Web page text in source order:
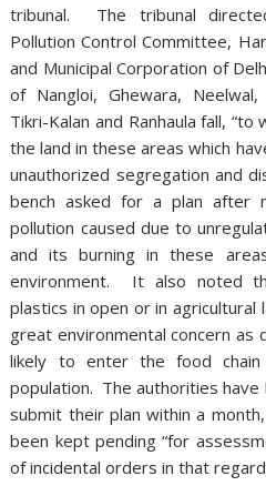
tribunal. The tribunal
Pollution Control Committee,
and Municipal Corporation of
of Nangloi, Ghewara,
Tikri-Kalan and Ranhaula fall,
the land in these areas which
unauthorized segregation and
bench asked for a plan after
pollution caused due to
and its burning in these
environment. It also noted
plastics in open or in
great environmental concern as
likely to enter the food
population. The authorities
submit their plan within a
been kept pending “for
of incidental orders in that